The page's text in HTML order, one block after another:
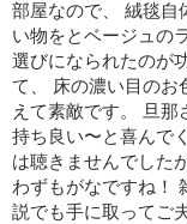
部屋なので、 絨毯自
い物をとベージュの
選びになられたのが
て、 床の濃い目のお
えて素敵です。 旦那
持ち良い〜と喜んで
は聴きませんでした
わずもがなですね！
説でも手に取ってご